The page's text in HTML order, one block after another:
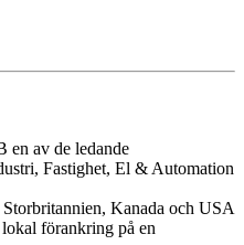
en av de ledande
Fastighet, El & Automation
Kanada och USA
förankring på en